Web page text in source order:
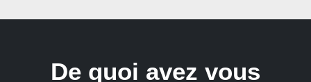
De quoi avez vous